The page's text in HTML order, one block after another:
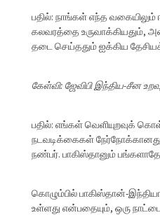
பதில்: நாங்கள் எந்த வகையிலும்
கலவரத்தை உருவாக்கியதும்,
தடை செய்ததும் ஐக்கிய
கேள்வி: ஜேவிபி இந்திய-சீன
பதில்: எங்கள் வெளியுறவுக்
நடவடிக்கைகள்
நண்பர். பாகிஸ்தானும்
கொழும்பில் பாகிஸ்தான்-
உள்ளது என்பதையும், ஒரு